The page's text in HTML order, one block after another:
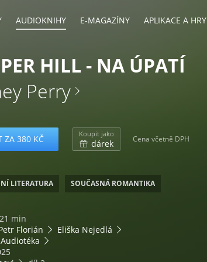
AUDIOKNIHY E-MAGAZÍNY APLIKACE A HRY
HILL - NA ÚPATÍ
Perry
ZA 380 KČ Koupit jako
dárek Cena včetně DPH
LITERATURA SOUČASNÁ ROMANTIKA
min
Florián
Eliška Nejedlá
Audiotéka